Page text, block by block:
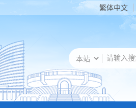
繁体中文